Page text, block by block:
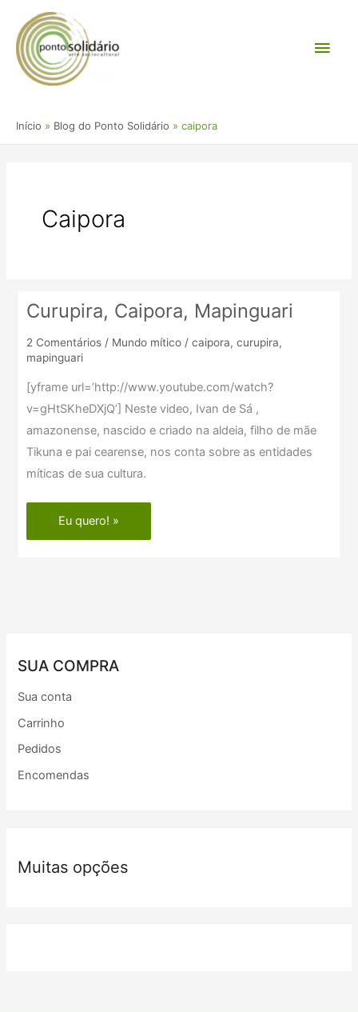
para
conteúdo
Início Blog do Ponto Solidário caipora
Caipora
Curupira, Caipora, Mapinguari
2 Comentários / Mundo mítico/ caipora, curupira,
mapinguari
[yframe url=’http://www.youtube.com/watch?
v=gHtSKheDXjQ’] Neste video, Ivan de Sá ,
amazonense, nascido e criado na aldeia, filho de mãe
Tikuna e pai cearense, nos conta sobre as entidades
míticas de sua cultura.
Curupira,
Mapinguari
Eu quero! »
SUA COMPRA
Sua conta
Carrinho
Pedidos
Encomendas
Muitas opções